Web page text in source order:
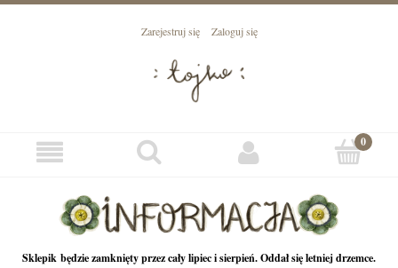
Zarejestruj się Zaloguj się
Sklepik będzie zamknięty przez cały lipiec i sierpień. Oddał się letniej drzemce.